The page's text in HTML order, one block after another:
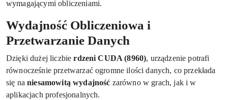
wymagającymi obliczeniami.
Wydajność Obliczeniowa i
Przetwarzanie Danych
Dzięki dużej liczbierdzeni CUDA (8960), urządzenie potrafi
równocześnie przetwarzać ogromne ilości danych, co przekłada
się naniesamowitą wydajność zarówno w grach, jak i w
aplikacjach profesjonalnych.